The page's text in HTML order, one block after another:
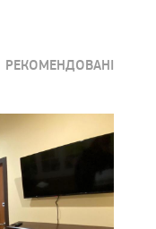
РЕКОМЕНДОВАНІ